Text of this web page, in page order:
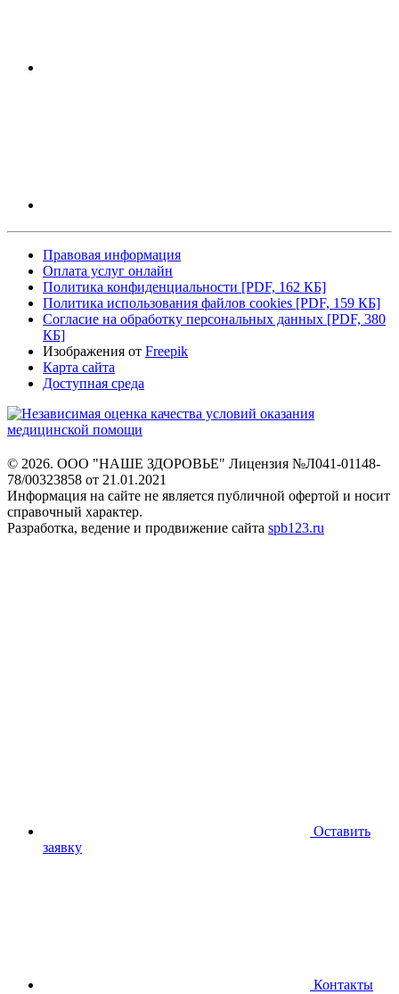
Правовая информация
Оплата услуг онлайн
Политика конфиденциальности [PDF, 162 КБ]
Политика использования файлов cookies [PDF, 159 КБ]
Согласие на обработку персональных данных [PDF, 380
КБ]
Изображения от Freepik
Карта сайта
Доступная среда
© 2026. ООО "НАШЕ ЗДОРОВЬЕ" Лицензия №Л041-01148-
78/00323858 от 21.01.2021
Информация на сайте не является публичной офертой и носит
справочный характер.
Разработка, ведение и продвижение сайта spb123.ru
Оставить
заявку
Контакты